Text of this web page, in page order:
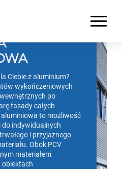
Ciebie z aluminium?
wykończeniowych
po
fasady całych
to możliwość
indywidualnych
i przyjaznego
Obok PCV
materiałem